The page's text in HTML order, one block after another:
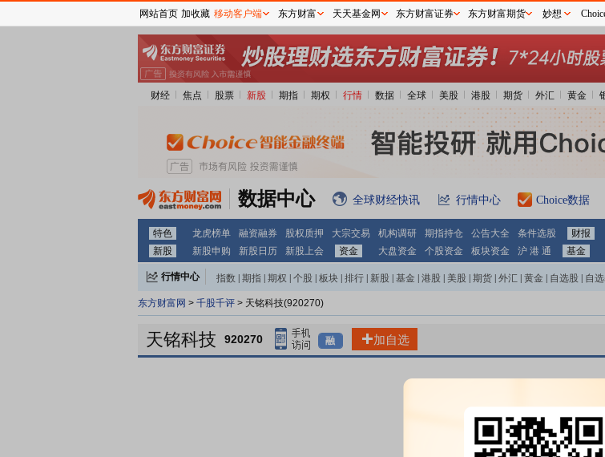
财经 焦点 股票 新股 期指 期权 行情 数据 全球 美股 港股 期货 外汇 黄金
数据中心 全球财经快讯 行情中心 Choice数据
特色 龙虎榜单 融资融券 股权质押 大宗交易 机构调研 期指持仓 公告大全 条件选股 财报
新股
新股申购 新股日历 新股上会 资金 大盘资金 个股资金 板块资金 沪 港 通 基金
行情中心 指数 期指 期权 个股 板块 排行 新股 基金 港股 美股 期货 外汇 黄金 自选股 自
东方财富网 > 千股千评 > 天铭科技(920270)
天铭科技 920270 融 加自选
网站首页 加收藏 移动客户端 东方财富 天天基金网 东方财富证券 东方财富期货 妙想